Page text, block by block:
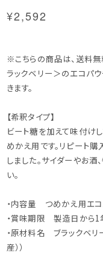
¥2,592
※こちらの商品は、送料
ラックベリー＞のエコパ
きます。
【希釈タイプ】
ビート糖を加えて味付け
めかえ用です。リピート
しました。サイダーやお
い。
・内容量 つめかえ用エ
・賞味期限 製造日から1
・原材料名 ブラックベリ
産））